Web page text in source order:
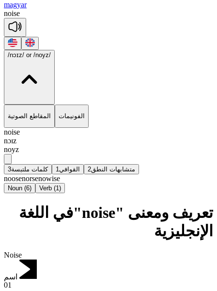
magyar
noise
/nɔɪz/ or /noyz/
المقاطع الصوتية الفونيمات
noise
nɔɪz
noyz
كلمات ملتبسة3 القوافي 1 متشابهات النطق2
noosenorsenowise
Noun (6) Verb (1)
تعريف ومعنى "noise"في اللغة
الإنجليزية
Noise
اسم
01